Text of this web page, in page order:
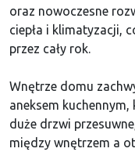
oraz nowoczesne
ciepła i klimatyzacji,
przez cały rok.
Wnętrze domu
aneksem
duże drzwi
między wnętrzem a